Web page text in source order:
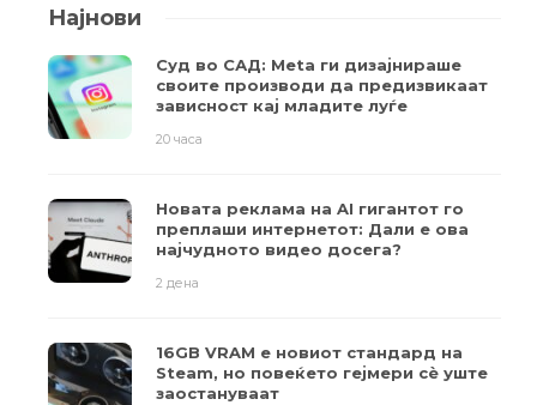
Најнови
Суд во САД: Meta ги дизајнираше
своите производи да предизвикаат
зависност кај младите луѓе
20 часа
Новата реклама на AI гигантот го
преплаши интернетот: Дали е ова
најчудното видео досега?
2 дена
16GB VRAM е новиот стандард на
Steam, но повеќето гејмери ​​сè уште
заостануваат